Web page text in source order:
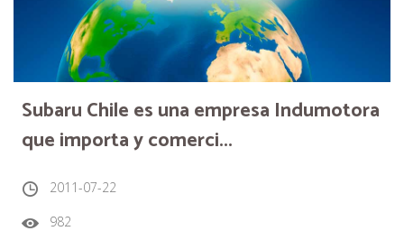
Subaru Chile es una empresa Indumotora
que importa y comerci...
2011-07-22
982